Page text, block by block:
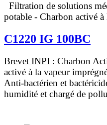
Filtration de solutions
potable - Charbon activé à
C1220 IG 100BC
Brevet INPI : Charbon
activé à la vapeur
Anti-bactérien et
humidité et chargé de